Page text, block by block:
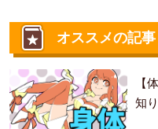
オススメの記事
【
知